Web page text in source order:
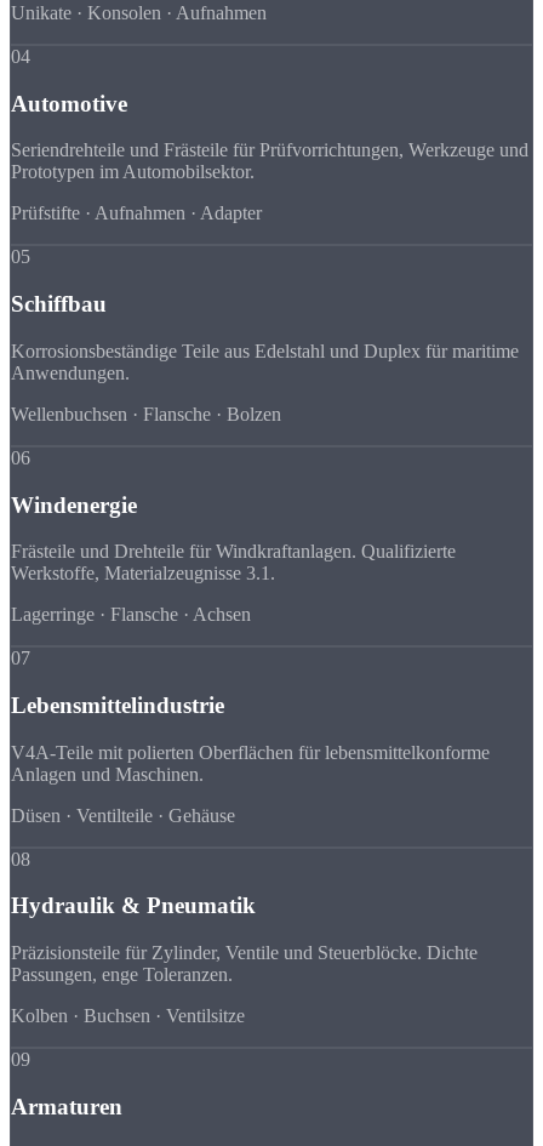
Unikate · Konsolen · Aufnahmen
04
Automotive
Seriendrehteile und Frästeile für Prüfvorrichtungen, Werkzeuge und
Prototypen im Automobilsektor.
Prüfstifte · Aufnahmen · Adapter
05
Schiffbau
Korrosionsbeständige Teile aus Edelstahl und Duplex für maritime
Anwendungen.
Wellenbuchsen · Flansche · Bolzen
06
Windenergie
Frästeile und Drehteile für Windkraftanlagen. Qualifizierte
Werkstoffe, Materialzeugnisse 3.1.
Lagerringe · Flansche · Achsen
07
Lebensmittelindustrie
V4A-Teile mit polierten Oberflächen für lebensmittelkonforme
Anlagen und Maschinen.
Düsen · Ventilteile · Gehäuse
08
Hydraulik & Pneumatik
Präzisionsteile für Zylinder, Ventile und Steuerblöcke. Dichte
Passungen, enge Toleranzen.
Kolben · Buchsen · Ventilsitze
09
Armaturen